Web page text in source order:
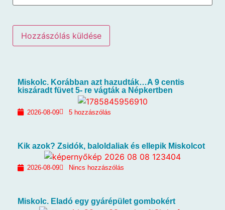
Miskolc. Korábban azt hazudták…A 9 centis
kiszáradt füvet 5- re vágták a Népkertben
2026-08-09 5 hozzászólás
Kik azok? Zsidók, baloldaliak és ellepik Miskolcot
2026-08-09 Nincs hozzászólás
Miskolc. Eladó egy gyárépület gombokért